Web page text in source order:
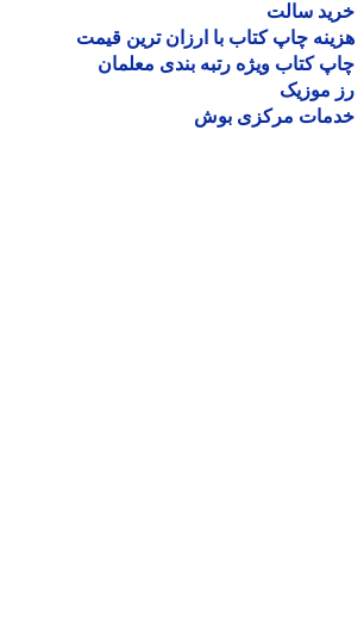
سالت
چاپ کتاب با ارزان ترین قیمت
کتاب ویژه رتبه بندی معلمان
موزیک
مرکزی بوش